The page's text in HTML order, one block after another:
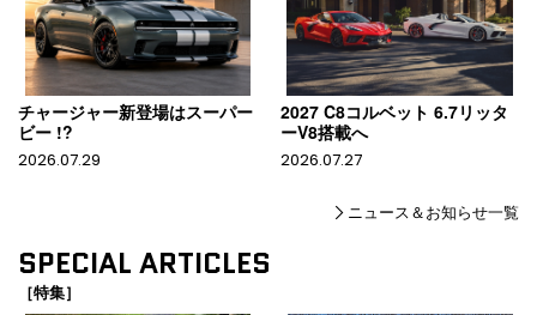
チャージャー新登場はスーパー
ビー !?
2026.07.29
2027 C8コルベット 6.7リッタ
ーV8搭載へ
2026.07.27
ニュース＆お知らせ一覧
SPECIAL ARTICLES
［特集］